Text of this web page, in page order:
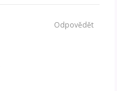
Odpovědět